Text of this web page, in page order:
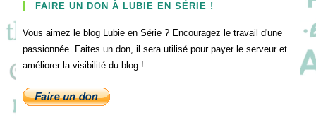
FAIRE UN DON À LUBIE EN SÉRIE !
Vous aimez le blog Lubie en Série ? Encouragez le travail d'une
passionnée. Faites un don, il sera utilisé pour payer le serveur et
améliorer la visibilité du blog !